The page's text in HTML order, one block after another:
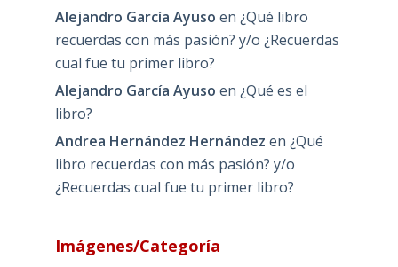
Alejandro García Ayuso en ¿Qué libro
recuerdas con más pasión? y/o ¿Recuerdas
cual fue tu primer libro?
Alejandro García Ayuso en ¿Qué es el
libro?
Andrea Hernández Hernández en ¿Qué
libro recuerdas con más pasión? y/o
¿Recuerdas cual fue tu primer libro?
Imágenes/Categoría